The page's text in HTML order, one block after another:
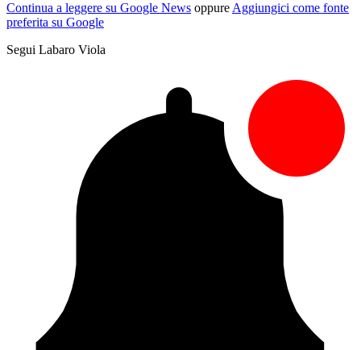
Continua a leggere su Google News oppure Aggiungici come fonte
preferita su Google
Segui Labaro Viola